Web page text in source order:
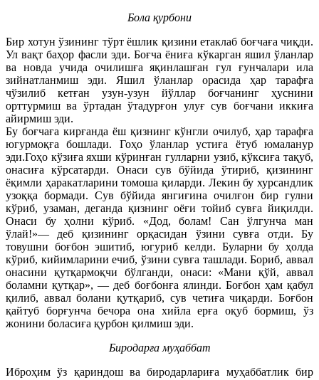
Бола қурбони
Бир хотун ўзининг тўрт ёшлик қизини етаклаб боғчаға чиқди.
Ул вақт баҳор фасли эди. Боғча ёниға кўкарган яшил ўланлар
ва новда учида очилишға яқинлашған гул ғунчалари ила
зийнатланмиш эди. Яшил ўланлар орасида ҳар тарафға
чўзилиб кетған узун-узун йўллар боғчанинг ҳуснини
орттурмиш ва ўртадан ўтадурғон улуғ сув боғчани иккиға
айирмиш эди.
Бу боғчаға кирғанда ёш қизнинг кўнгли очилуб, ҳар тарафға
югурмоқға бошлади. Гоҳо ўланлар устиға ётуб юмаланур
эди.Гоҳо кўзиға яхши кўринған гулларни узиб, кўксиға тақуб,
онасиға кўрсатарди. Онаси сув бўйида ўтириб, қизининг
ёқимли ҳаракатларини томоша қиларди. Лекин бу хурсандлик
узоққа бормади. Сув бўйида янгиғина очилғон бир гулни
кўриб, узаман, деганда қизнинг оёғи тойиб сувға йиқилди.
Онаси бу ҳолни кўриб. «Дод, болам! Сан ўлгунча ман
ўлай!»— деб қизининг орқасидан ўзини сувға отди. Бу
товушни боғбон эшитиб, югуриб келди. Буларни бу ҳолда
кўриб, кийимларини ечиб, ўзини сувға ташлади. Бориб, аввал
онасини қутқармоқчи бўлганди, онаси: «Мани қўй, аввал
боламни қутқар», — деб боғбонға ялинди. Боғбон ҳам қабул
қилиб, аввал болани қутқариб, сув четиға чиқарди. Боғбон
қайтуб борғунча бечора она хийла ерға оқуб бормиш, ўз
жонини боласиға қурбон қилмиш эди.
Биродарға муҳаббат
Иброҳим ўз қариндош ва биродарлариға муҳаббатлик бир